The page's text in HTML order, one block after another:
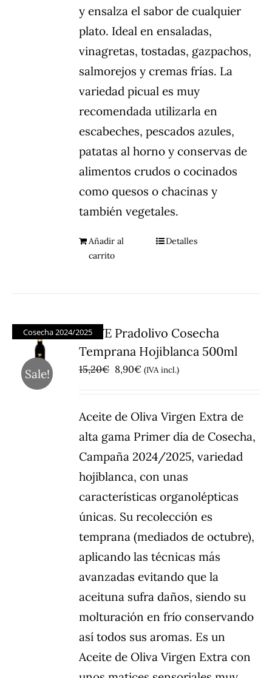
y ensalza el sabor de cualquier
plato. Ideal en ensaladas,
vinagretas, tostadas, gazpachos,
salmorejos y cremas frías. La
variedad picual es muy
recomendada utilizarla en
escabeches, pescados azules,
patatas al horno y conservas de
alimentos crudos o cocinados
como quesos o chacinas y
también vegetales.
Añadir al
carrito
Detalles
Sale!
Cosecha 2024/2025AOVE Pradolivo Cosecha
Temprana Hojiblanca 500ml
15,20€ El
era:
15,20€.
8,90€El
es:
8,90€.
(IVA incl.)
Aceite de Oliva Virgen Extra de
alta gama Primer día de Cosecha,
Campaña 2024/2025, variedad
hojiblanca, con unas
características organolépticas
únicas. Su recolección es
temprana (mediados de octubre),
aplicando las técnicas más
avanzadas evitando que la
aceituna sufra daños, siendo su
molturación en frío conservando
así todos sus aromas. Es un
Aceite de Oliva Virgen Extra con